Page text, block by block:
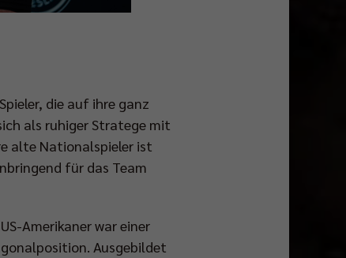
die auf ihre ganz
als ruhiger Stratege mit
alte Nationalspieler ist
für das Team
Amerikaner war einer
Ausgebildet